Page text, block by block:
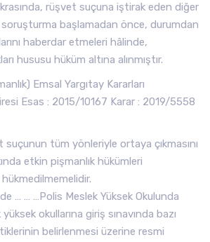
rüşvet suçuna iştirak eden diğer
başlamadan önce, durumdan
haberdar etmeleri hâlinde,
hususu hüküm altına alınmıştır.
Emsal Yargıtay Kararları
Esas : 2015/10167 Karar : 2019/5558
suçunun tüm yönleriyle ortaya çıkmasını
etkin pişmanlık hükümleri
… … …Polis Meslek Yüksek Okulunda
okullarına giriş sınavında bazı
belirlenmesi üzerine resmi